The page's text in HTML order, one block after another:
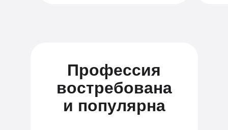
Профессия
востребована
и популярна